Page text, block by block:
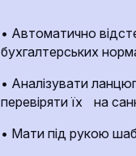
• Автоматично
бухгалтерських
• Аналізувати
перевіряти їх на
• Мати під рукою